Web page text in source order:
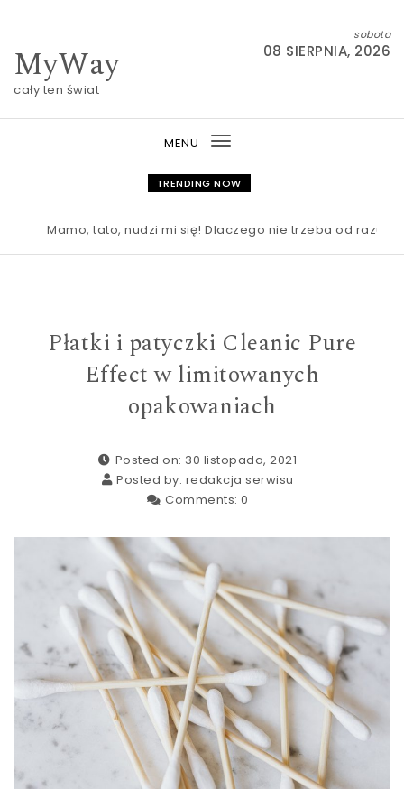
MyWay
cały ten świat
sobota
08 SIERPNIA, 2026
MENU
Toggle
navigation
TRENDING NOW
Mamo, tato, nudzi mi się! Dlaczego nie trzeba od razu
Płatki i patyczki Cleanic Pure
Effect w limitowanych
opakowaniach
Posted on: 30 listopada, 2021
Posted by: redakcja serwisu
Comments: 0